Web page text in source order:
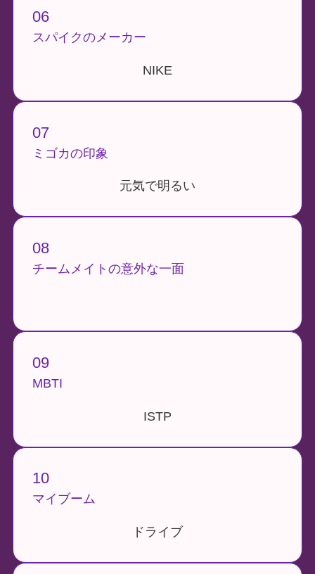
06
スパイクのメーカー
NIKE
07
ミゴカの印象
元気で明るい
08
チームメイトの意外な一面
09
MBTI
ISTP
10
マイブーム
ドライブ